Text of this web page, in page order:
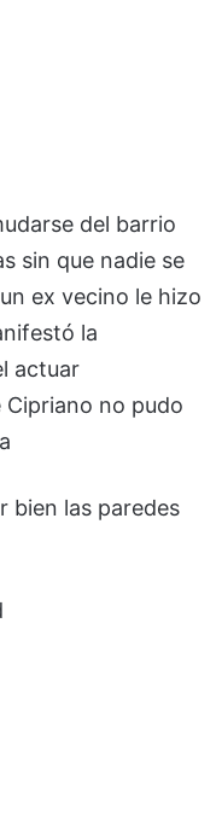
del barrio
sin que nadie se
ex vecino le hizo
la
actuar
Cipriano no pudo
bien las paredes